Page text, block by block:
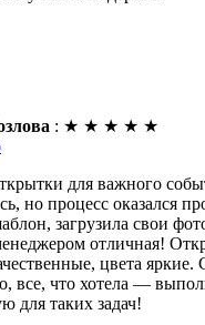
: ★ ★ ★ ★ ★
для важного
но процесс оказался
загрузила свои
отличная!
цвета яркие.
все, что хотела —
для таких задач!